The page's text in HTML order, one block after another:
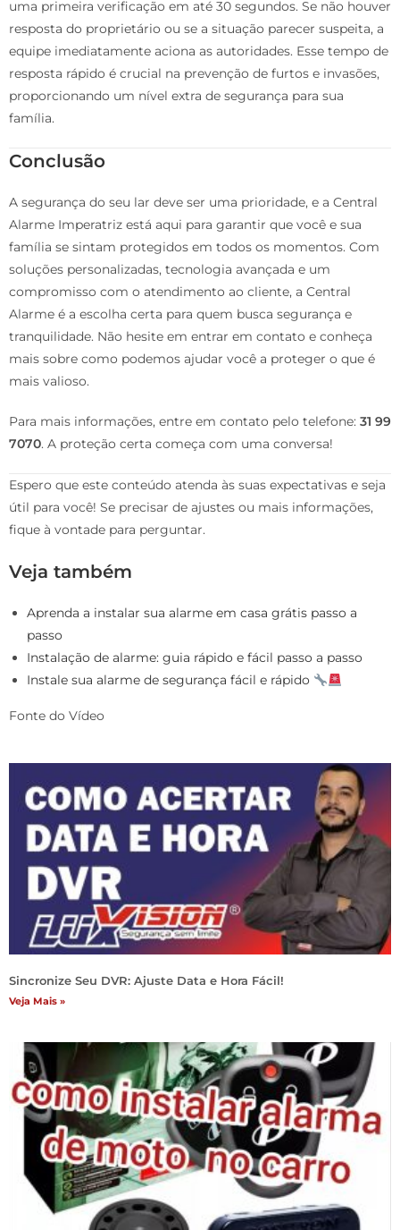
uma primeira verificação em até 30 segundos. Se não houver
resposta do proprietário ou se a situação parecer suspeita, a
equipe imediatamente aciona as autoridades. Esse tempo de
resposta rápido é crucial na prevenção de furtos e invasões,
proporcionando um nível extra de segurança para sua
família.
Conclusão
A segurança do seu lar deve ser uma prioridade, e a Central
Alarme Imperatriz está aqui para garantir que você e sua
família se sintam protegidos em todos os momentos. Com
soluções personalizadas, tecnologia avançada e um
compromisso com o atendimento ao cliente, a Central
Alarme é a escolha certa para quem busca segurança e
tranquilidade. Não hesite em entrar em contato e conheça
mais sobre como podemos ajudar você a proteger o que é
mais valioso.
Para mais informações, entre em contato pelo telefone: 31 99
7070. A proteção certa começa com uma conversa!
Espero que este conteúdo atenda às suas expectativas e seja
útil para você! Se precisar de ajustes ou mais informações,
fique à vontade para perguntar.
Veja também
Aprenda a instalar sua alarme em casa grátis passo a
passo
Instalação de alarme: guia rápido e fácil passo a passo
Instale sua alarme de segurança fácil e rápido
Fonte do Vídeo
Sincronize Seu DVR: Ajuste Data e Hora Fácil!
Veja Mais »